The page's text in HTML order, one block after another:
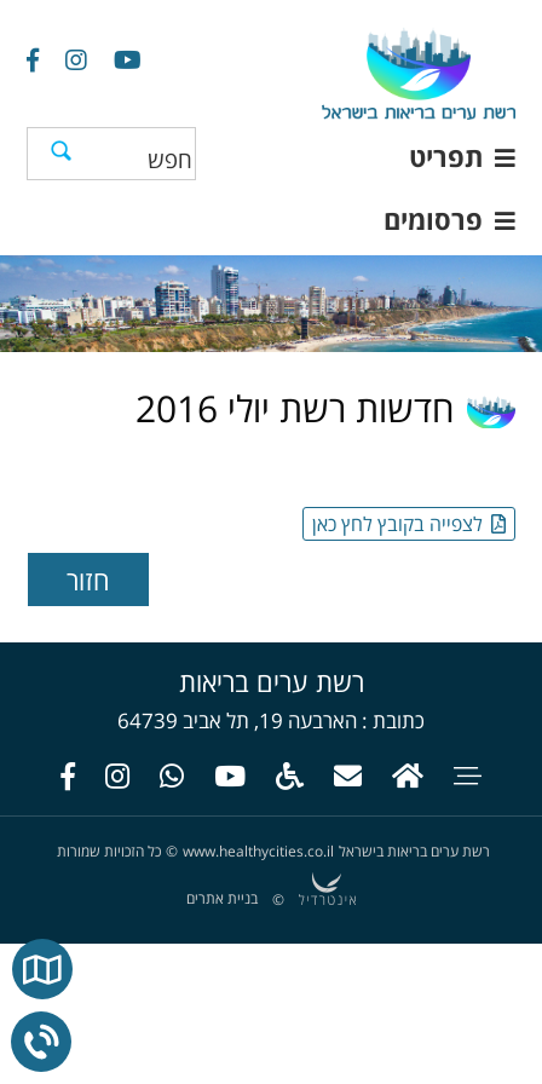
תפריט
פרסומים
חדשות רשת יולי 2016
לצפייה בקובץ לחץ כאן
רשת ערים בריאות
כתובת הארבעה 19, תל אביב 64739
רשת ערים בריאות בישראל www.healthycities.co.il
© כל הזכויות שמורות
© בניית אתרים